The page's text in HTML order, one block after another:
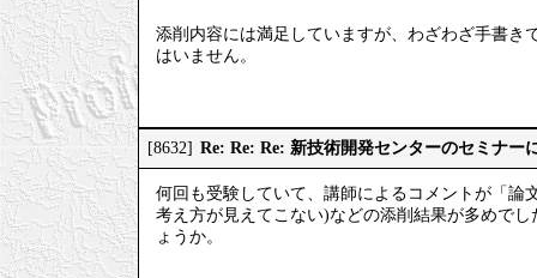
添削内容には満足していますが、わざわざ手書き
はいません。
[8632] Re: Re: Re: 新技術開発センターのセミナー
何回も受験していて、講師によるコメントが「論
考え方が見えてこない)などの添削結果が多めで
ょうか。